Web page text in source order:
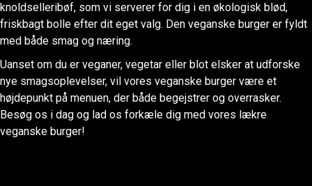
knoldselleribøf, som vi serverer for dig i en økologisk blød,
friskbagt bolle efter dit eget valg. Den veganske burger er fyldt
med både smag og næring.
Uanset om du er veganer, vegetar eller blot elsker at udforske
nye smagsoplevelser, vil vores veganske burger være et
højdepunkt på menuen, der både begejstrer og overrasker.
Besøg os i dag og lad os forkæle dig med vores lækre
veganske burger!